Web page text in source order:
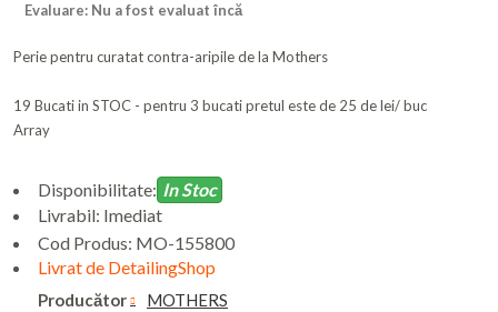
Evaluare: Nu a fost evaluat încă
Perie pentru curatat contra-aripile de la Mothers
19 Bucati in STOC - pentru 3 bucati pretul este de 25 de lei/ buc
Array
Disponibilitate: In Stoc
Livrabil: Imediat
Cod Produs: MO-155800
Livrat de DetailingShop
Producător MOTHERS